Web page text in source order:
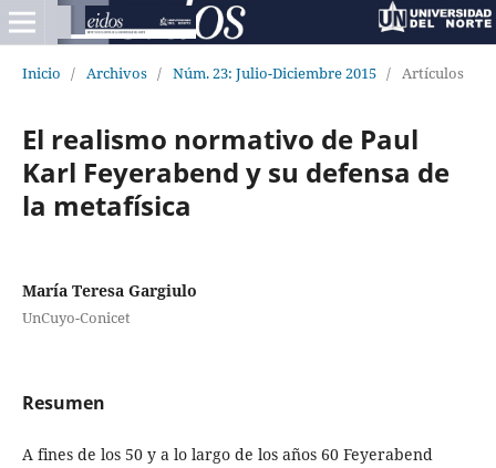
Inicio / Archivos / Núm. 23: Julio-Diciembre 2015 / Artículos
El realismo normativo de Paul
Karl Feyerabend y su defensa de
la metafísica
María Teresa Gargiulo
UnCuyo-Conicet
Resumen
A fines de los 50 y a lo largo de los años 60 Feyerabend